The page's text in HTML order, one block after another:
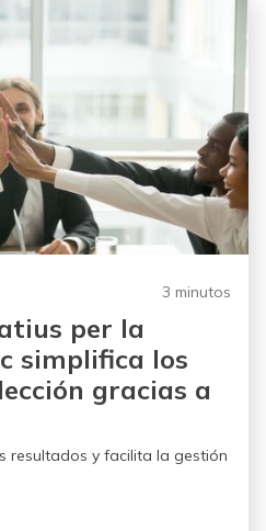
3 minutos
per la
simplifica los
gracias a
resultados y facilita la gestión